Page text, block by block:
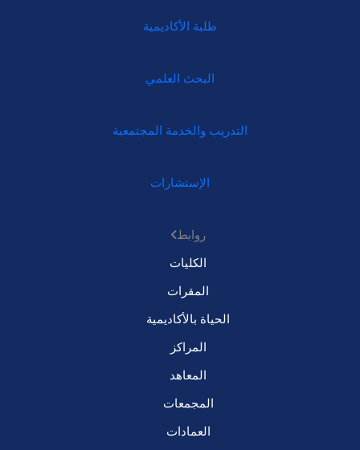
طلبة الأكاديمية
البحث العلمي
التدريب والخدمة المجتمعية
الإستشارات
روابط
الكليات
المقرات
الحياة بالأكاديمية
المراكز
المعاهد
المجمعات
العمادات